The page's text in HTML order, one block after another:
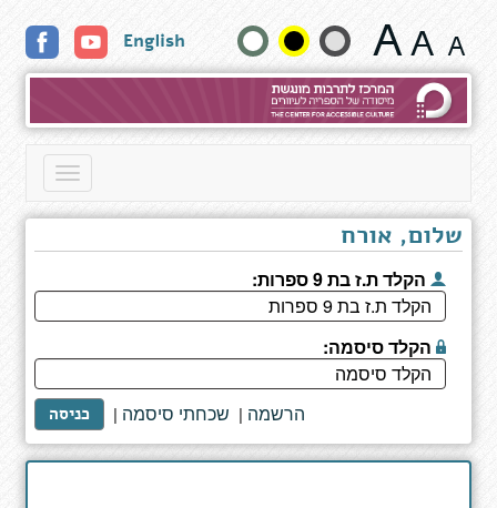
ושמו
אובה
שנה
גודל
טקסט
English
Toggle
שלום, אורח
הקלד ת.ז בת 9 ספרות:
הקלד סיסמה:
כניסה | שכחתי סיסמה | הרשמה